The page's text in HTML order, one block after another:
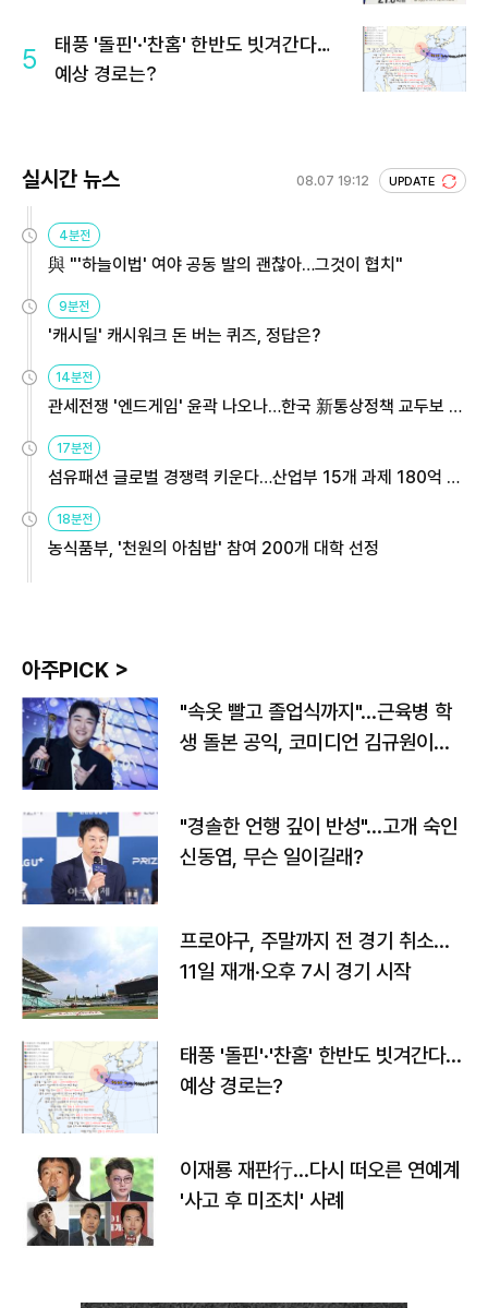
5
태풍 '돌핀'·'찬홈' 한반도 빗겨간다…
예상 경로는?
실시간 뉴스 08.07 19:12 UPDATE
4분전
與 "'하늘이법' 여야 공동 발의 괜찮아…그것이 협치"
9분전
'캐시딜' 캐시워크 돈 버는 퀴즈, 정답은?
14분전
관세전쟁 '엔드게임' 윤곽 나오나…한국 新통상정책 교두보 활
용해야
17분전
섬유패션 글로벌 경쟁력 키운다…산업부 15개 과제 180억 지
원
18분전
농식품부, '천원의 아침밥' 참여 200개 대학 선정
아주PICK >
"속옷 빨고 졸업식까지"…근육병 학
생 돌본 공익, 코미디언 김규원이었
"경솔한 언행 깊이 반성"…고개 숙인
신동엽, 무슨 일이길래?
프로야구, 주말까지 전 경기 취소…
11일 재개·오후 7시 경기 시작
태풍 '돌핀'·'찬홈' 한반도 빗겨간다…
예상 경로는?
이재룡 재판行…다시 떠오른 연예계
'사고 후 미조치' 사례